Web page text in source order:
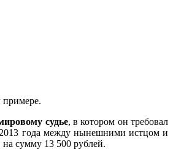
примере.
судье, в котором он требовал
2013 года между нынешними истцом и
сумму 13 500 рублей.